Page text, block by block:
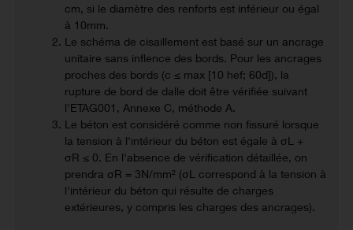
cm, si le diamètre des renforts est inférieur ou égal
à 10mm.
Le schéma de cisaillement est basé sur un ancrage
unitaire sans inflence des bords. Pour les ancrages
proches des bords (c ≤ max [10 hef; 60d]), la
rupture de bord de dalle doit être vérifiée suivant
l'ETAG001, Annexe C, méthode A.
Le béton est considéré comme non fissuré lorsque
la tension à l'intérieur du béton est égale à σL +
σR ≤ 0. En l'absence de vérification détaillée, on
prendra σR = 3N/mm² (σL correspond à la tension à
l'intérieur du béton qui résulte de charges
extérieures, y compris les charges des ancrages).